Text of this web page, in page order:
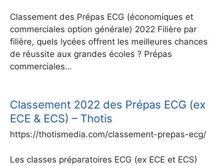
Classement des Prépas ECG (économiques et
commerciales option générale) 2022 Filière par
filière, quels lycées offrent les meilleures chances
de réussite aux grandes écoles ? Prépas
commerciales…
Classement 2022 des Prépas ECG (ex
ECE & ECS) – Thotis
https://thotismedia.com/classement-prepas-ecg/
Les classes préparatoires ECG (ex ECE et ECS)